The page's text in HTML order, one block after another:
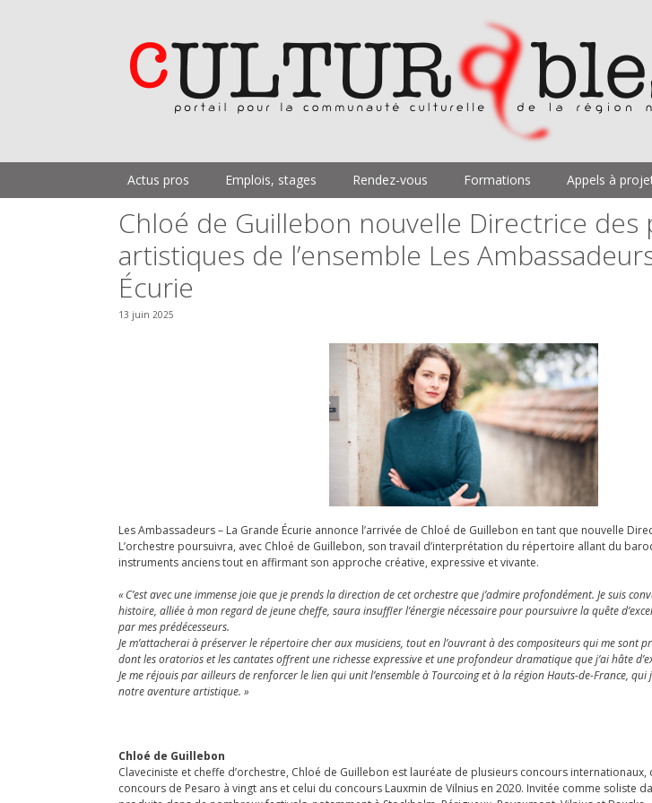
Actus pros Emplois, stages Rendez-vous Formations Appels à
Chloé de Guillebon nouvelle Directrice des
artistiques de l’ensemble Les
Écurie
13 juin 2025
Les Ambassadeurs – La Grande Écurie annonce l’arrivée de Chloé de Guillebon en tant que nouvelle
L’orchestre poursuivra, avec Chloé de Guillebon, son travail d’interprétation du répertoire allant du
instruments anciens tout en affirmant son approche créative, expressive et vivante.
« C’est avec une immense joie que je prends la direction de cet orchestre que j’admire profondément. Je suis
histoire, alliée à mon regard de jeune cheffe, saura insuffler l’énergie nécessaire pour poursuivre la quête
par mes prédécesseurs.
Je m’attacherai à préserver le répertoire cher aux musiciens, tout en l’ouvrant à des compositeurs qui me sont
dont les oratorios et les cantates offrent une richesse expressive et une profondeur dramatique que j’ai hâte
Je me réjouis par ailleurs de renforcer le lien qui unit l’ensemble à Tourcoing et à la région Hauts-de-France,
notre aventure artistique. »
Chloé de Guillebon
Claveciniste et cheffe d’orchestre, Chloé de Guillebon est lauréate de plusieurs concours
concours de Pesaro à vingt ans et celui du concours Lauxmin de Vilnius en 2020. Invitée comme soliste